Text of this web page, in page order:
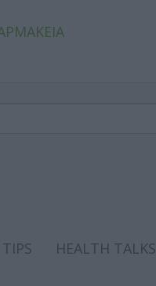
TIPS
HEALTH TALKS